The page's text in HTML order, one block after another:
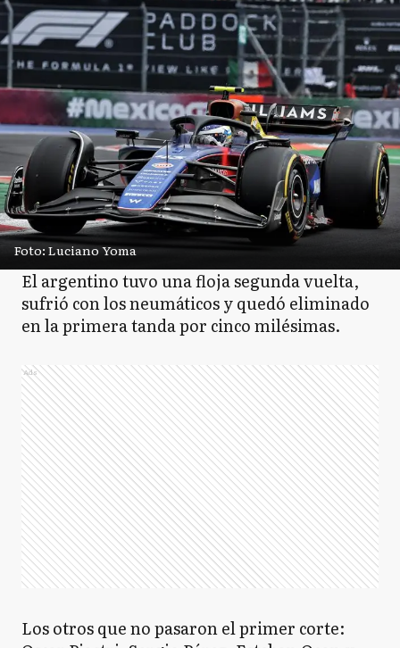
Foto: Luciano Yoma
El argentino tuvo una floja segunda vuelta,
sufrió con los neumáticos y quedó eliminado
en la primera tanda por cinco milésimas.
Ads
Los otros que no pasaron el primer corte: